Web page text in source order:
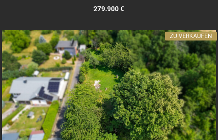
279.900 €
ZU VERKAUFEN